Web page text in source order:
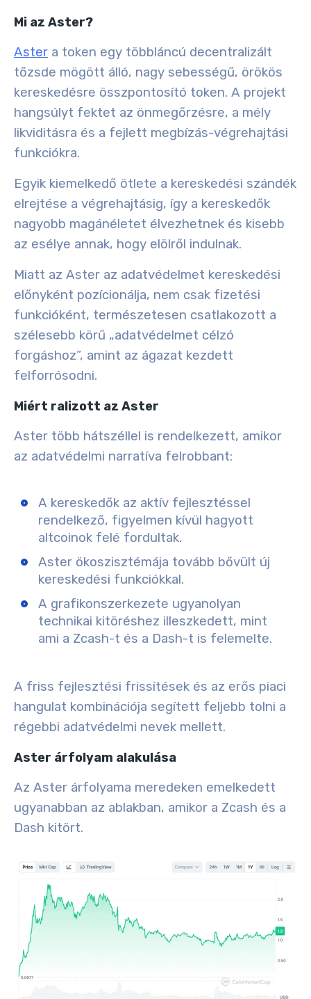
Mi az Aster?
Aster a token egy többláncú decentralizált
tőzsde mögött álló, nagy sebességű, örökös
kereskedésre összpontosító token. A projekt
hangsúlyt fektet az önmegőrzésre, a mély
likviditásra és a fejlett megbízás-végrehajtási
funkciókra.
Egyik kiemelkedő ötlete a kereskedési szándék
elrejtése a végrehajtásig, így a kereskedők
nagyobb magánéletet élvezhetnek és kisebb
az esélye annak, hogy elölről indulnak.
Miatt az Aster az adatvédelmet kereskedési
előnyként pozícionálja, nem csak fizetési
funkcióként, természetesen csatlakozott a
szélesebb körű „adatvédelmet célzó
forgáshoz”, amint az ágazat kezdett
felforrósodni.
Miért ralizott az Aster
Aster több hátszéllel is rendelkezett, amikor
az adatvédelmi narratíva felrobbant:
A kereskedők az aktív fejlesztéssel
rendelkező, figyelmen kívül hagyott
altcoinok felé fordultak.
Aster ökoszisztémája tovább bővült új
kereskedési funkciókkal.
A grafikonszerkezete ugyanolyan
technikai kitöréshez illeszkedett, mint
ami a Zcash-t és a Dash-t is felemelte.
A friss fejlesztési frissítések és az erős piaci
hangulat kombinációja segített feljebb tolni a
régebbi adatvédelmi nevek mellett.
Aster árfolyam alakulása
Az Aster árfolyama meredeken emelkedett
ugyanabban az ablakban, amikor a Zcash és a
Dash kitört.